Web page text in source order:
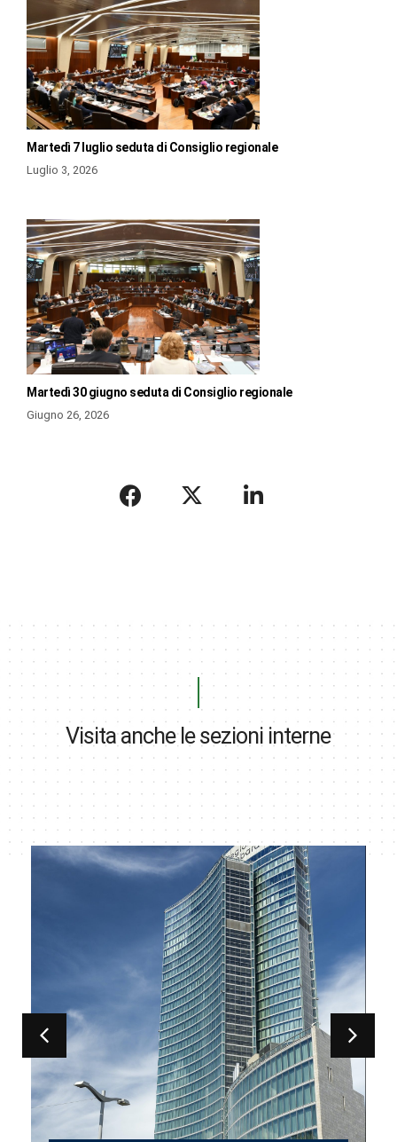
Martedì 7 luglio seduta di Consiglio regionale
Luglio 3, 2026
Martedì 30 giugno seduta di Consiglio regionale
Giugno 26, 2026
Visita anche le sezioni interne